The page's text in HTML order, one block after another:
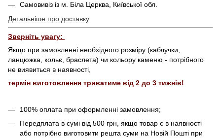
Самовивіз із м. Біла Церква, Київської обл.
Детальніше про доставку
Зверніть увагу:
Якщо при замовленні необхідного розміру (каблучки,
ланцюжка, кольє, браслета) чи кольору каменю - потрібного
не виявиться в наявності,
термін виготовлення триватиме від 2 до 3 тижнів!
100% оплата при оформленні замовлення;
Передплата в сумі від 500 грн, якщо товар є в наявності
або потрібно виготовити решта суми на Новій Пошті при